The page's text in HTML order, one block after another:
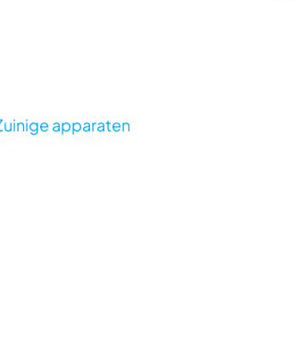
apparaten